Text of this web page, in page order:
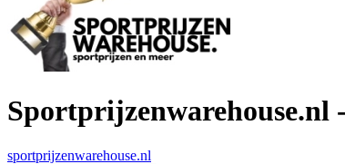
Sportprijzenwarehouse.nl
sportprijzenwarehouse.nl